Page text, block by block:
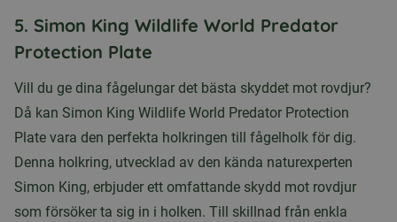
5. Simon King Wildlife World Predator
Protection Plate
Vill du ge dina fågelungar det bästa skyddet mot rovdjur?
Då kan Simon King Wildlife World Predator Protection
Plate vara den perfekta holkringen till fågelholk för dig.
Denna holkring, utvecklad av den kända naturexperten
Simon King, erbjuder ett omfattande skydd mot rovdjur
som försöker ta sig in i holken. Till skillnad från enkla